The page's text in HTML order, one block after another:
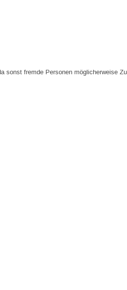
fremde Personen möglicherweise